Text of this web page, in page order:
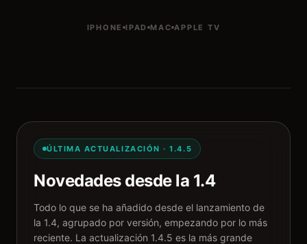
IPHONE IPAD MAC APPLE TV
ÚLTIMA ACTUALIZACIÓN · 1.4.5
Novedades desde la 1.4
Todo lo que se ha añadido desde el lanzamiento de
la 1.4, agrupado por versión, empezando por lo más
reciente. La actualización 1.4.5 es la más grande